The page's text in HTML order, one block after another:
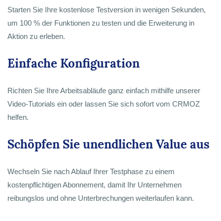
Starten Sie Ihre kostenlose Testversion in wenigen Sekunden,
um 100 % der Funktionen zu testen und die Erweiterung in
Aktion zu erleben.
Einfache Konfiguration
Richten Sie Ihre Arbeitsabläufe ganz einfach mithilfe unserer
Video-Tutorials ein oder lassen Sie sich sofort vom CRMOZ
helfen.
Schöpfen Sie unendlichen Value aus
Wechseln Sie nach Ablauf Ihrer Testphase zu einem
kostenpflichtigen Abonnement, damit Ihr Unternehmen
reibungslos und ohne Unterbrechungen weiterlaufen kann.